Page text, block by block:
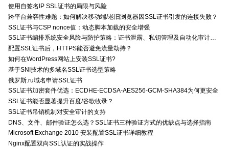
使用自签名IP SSL证书的局限与风险
跨平台兼容性难题：如何解决移动端/老旧浏览器因SSL证书引发的连接失败？
SSL证书与CSP nonce值：动态脚本加载的安全增强
SSL证书编排系统安全风险与防护策略：证书泄露、私钥管理及自动化审计技术要点
配置SSL证书后，HTTPS能否避免流量劫持？
如何在WordPress网站上安装SSL证书?
基于SNI技术的多域名SSL证书选型策略
俄罗斯.ru域名申请SSL证书
SSL证书加密套件优选：ECDHE-ECDSA-AES256-GCM-SHA384为何更安全
SSL证书能否显著提升百度/谷歌收录？
SSL证书吊销机制对安全审计的支持
DNS、文件、邮件验证怎么选？SSL证书三种验证方式的优缺点与选择指南
Microsoft Exchange 2010 安装配置SSL证书详细教程
Nginx配置双向SSL认证的实战操作